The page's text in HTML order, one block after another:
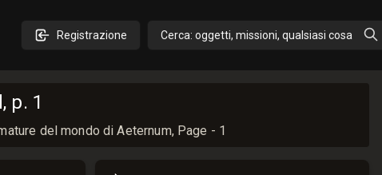
Registrazione Cerca: oggetti, missioni, qualsiasi cosa
p. 1
del mondo di Aeternum, Page - 1